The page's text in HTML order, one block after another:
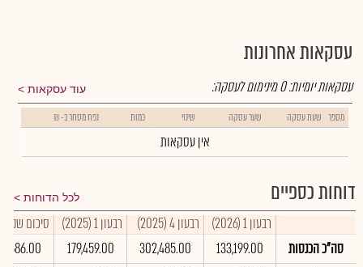
עסקאות אחרונות
עוד עסקאות עסקאות יומיות:0מינימום לעסקה:
מספר שעת עסקה שער עסקה שינוי כמות נפח מסחר ב- ₪
אין עסקאות
דוחות כספיים לכל הדוחות
רבעון 1 (2026) רבעון 4 (2025) רבעון 1 (2025)
סיכום שנתי 2025
סה"כ הכנסות
133,199.00
302,485.00
179,459.00